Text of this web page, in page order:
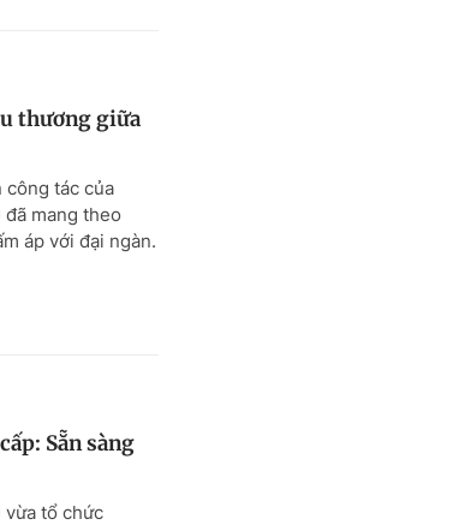
thương giữa
công tác của
đã mang theo
áp với đại ngàn.
Sẵn sàng
vừa tổ chức